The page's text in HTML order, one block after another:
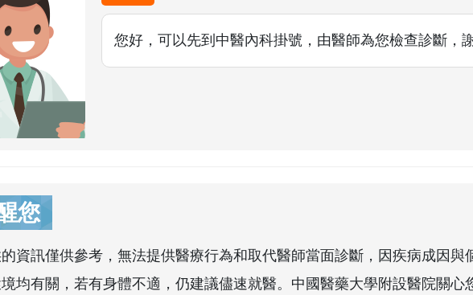
您好，可以先到中醫內科掛號，由醫師為您檢查診斷，
您
資訊僅供參考，無法提供醫療行為和取代醫師當面診斷，因疾病成因與
均有關，若有身體不適，仍建議儘速就醫。中國醫藥大學附設醫院關心